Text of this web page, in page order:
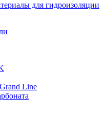
для гидроизоляции
Line